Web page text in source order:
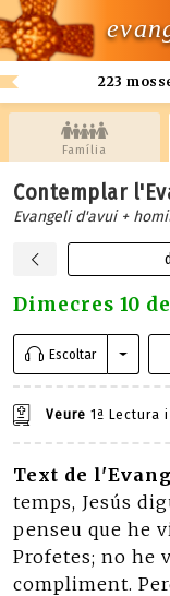
223
Família
Contemplar
Evangeli d'avui +
Dimecres 10
Escoltar
Veure 1ª Lectura i
Text de
temps, Jesús
penseu que he
Profetes; no he
compliment.